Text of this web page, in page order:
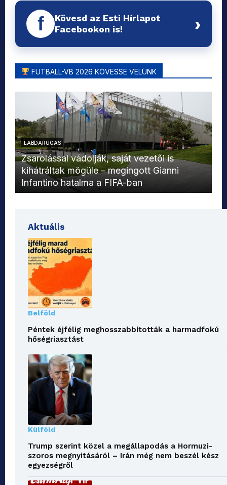
f
Kövesd az Esti Hírlapot
Facebookon is!
›
FUTBALL-VB 2026 KÖVESSE VELÜNK
LABDARÚGÁS
Zsarolással vádolják, saját vezetői is
kihátráltak mögüle – megingott Gianni
Infantino hatalma a FIFA-ban
Aktuális
Belföld
Péntek éjfélig meghosszabbították a harmadfokú
hőségriasztást
Külföld
Trump szerint közel a megállapodás a Hormuzi-
szoros megnyitásáról – Irán még nem beszél kész
egyezségről